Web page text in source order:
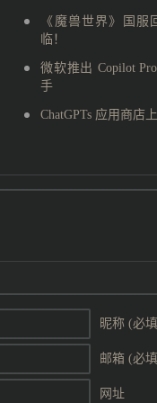
《魔兽世界》国
临！
微软推出 Copilot
手
ChatGPTs 应用商店
昵称 (必
邮箱 (必
网址